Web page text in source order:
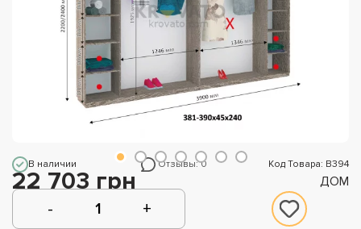
В наличии Отзывы: 0 Код Товара: В394
22 703 грн ДОМ